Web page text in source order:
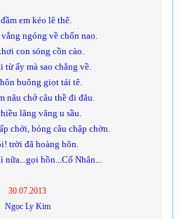
em kéo lê thê.
ngóng về chốn nao.
con sóng cồn cào.
từ ấy mà sao chẳng về.
buông giọt tái tê.
nâu chở câu thề đi đâu.
lãng vãng u sầu.
chới, bóng câu chập chờn.
trời đã hoàng hôn.
nữa...gọi hồn...Cố Nhân...
30.07.2013
Ngọc Ly Kim